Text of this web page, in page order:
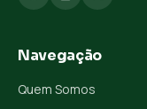
Navegação
Quem Somos